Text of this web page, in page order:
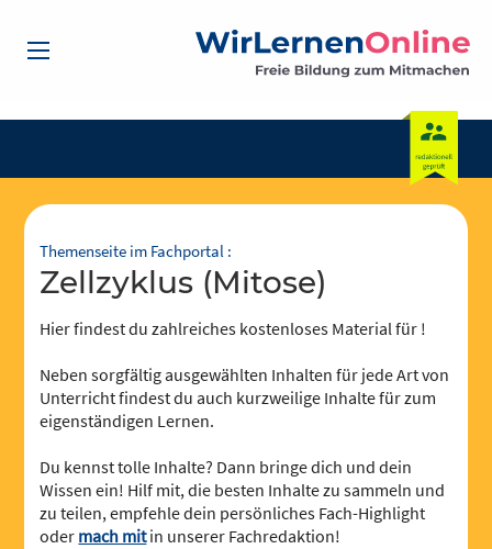
Themenseite im Fachportal :
Zellzyklus (Mitose)
Hier findest du zahlreiches kostenloses Material für !
Neben sorgfältig ausgewählten Inhalten für jede Art von
Unterricht findest du auch kurzweilige Inhalte für zum
eigenständigen Lernen.
Du kennst tolle Inhalte? Dann bringe dich und dein
Wissen ein! Hilf mit, die besten Inhalte zu sammeln und
zu teilen, empfehle dein persönliches Fach-Highlight
oder mach mitin unserer Fachredaktion!